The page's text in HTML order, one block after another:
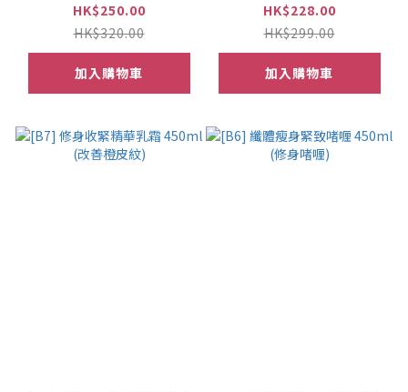
HK$250.00
HK$320.00
加入購物車
HK$228.00
HK$299.00
加入購物車